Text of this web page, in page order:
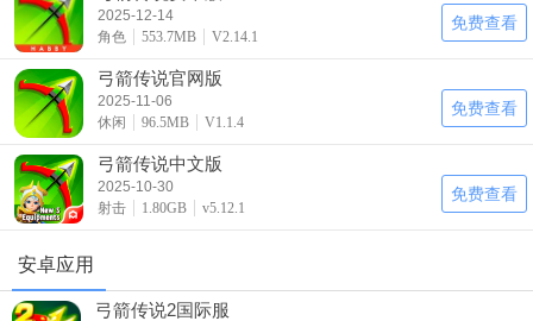
2025-12-14
角色
553.7MB V2.14.1
免费查看
弓箭传说官网版
2025-11-06
休闲
96.5MB V1.1.4
免费查看
弓箭传说中文版
2025-10-30
射击
1.80GB v5.12.1
免费查看
安卓应用
弓箭传说2国际服